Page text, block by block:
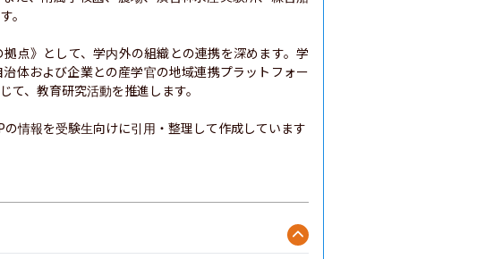
。
点》として、学内外の組織との連携を深めます。学
体および企業との産学官の地域連携プラットフォー
て、教育研究活動を推進します。
情報を受験生向けに引用・整理して作成しています